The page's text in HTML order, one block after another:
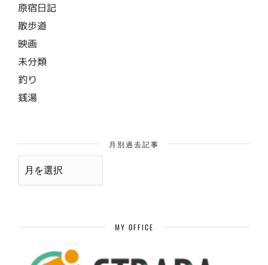
原宿日記
散歩道
映画
未分類
釣り
銭湯
月別過去記事
月
MY OFFICE